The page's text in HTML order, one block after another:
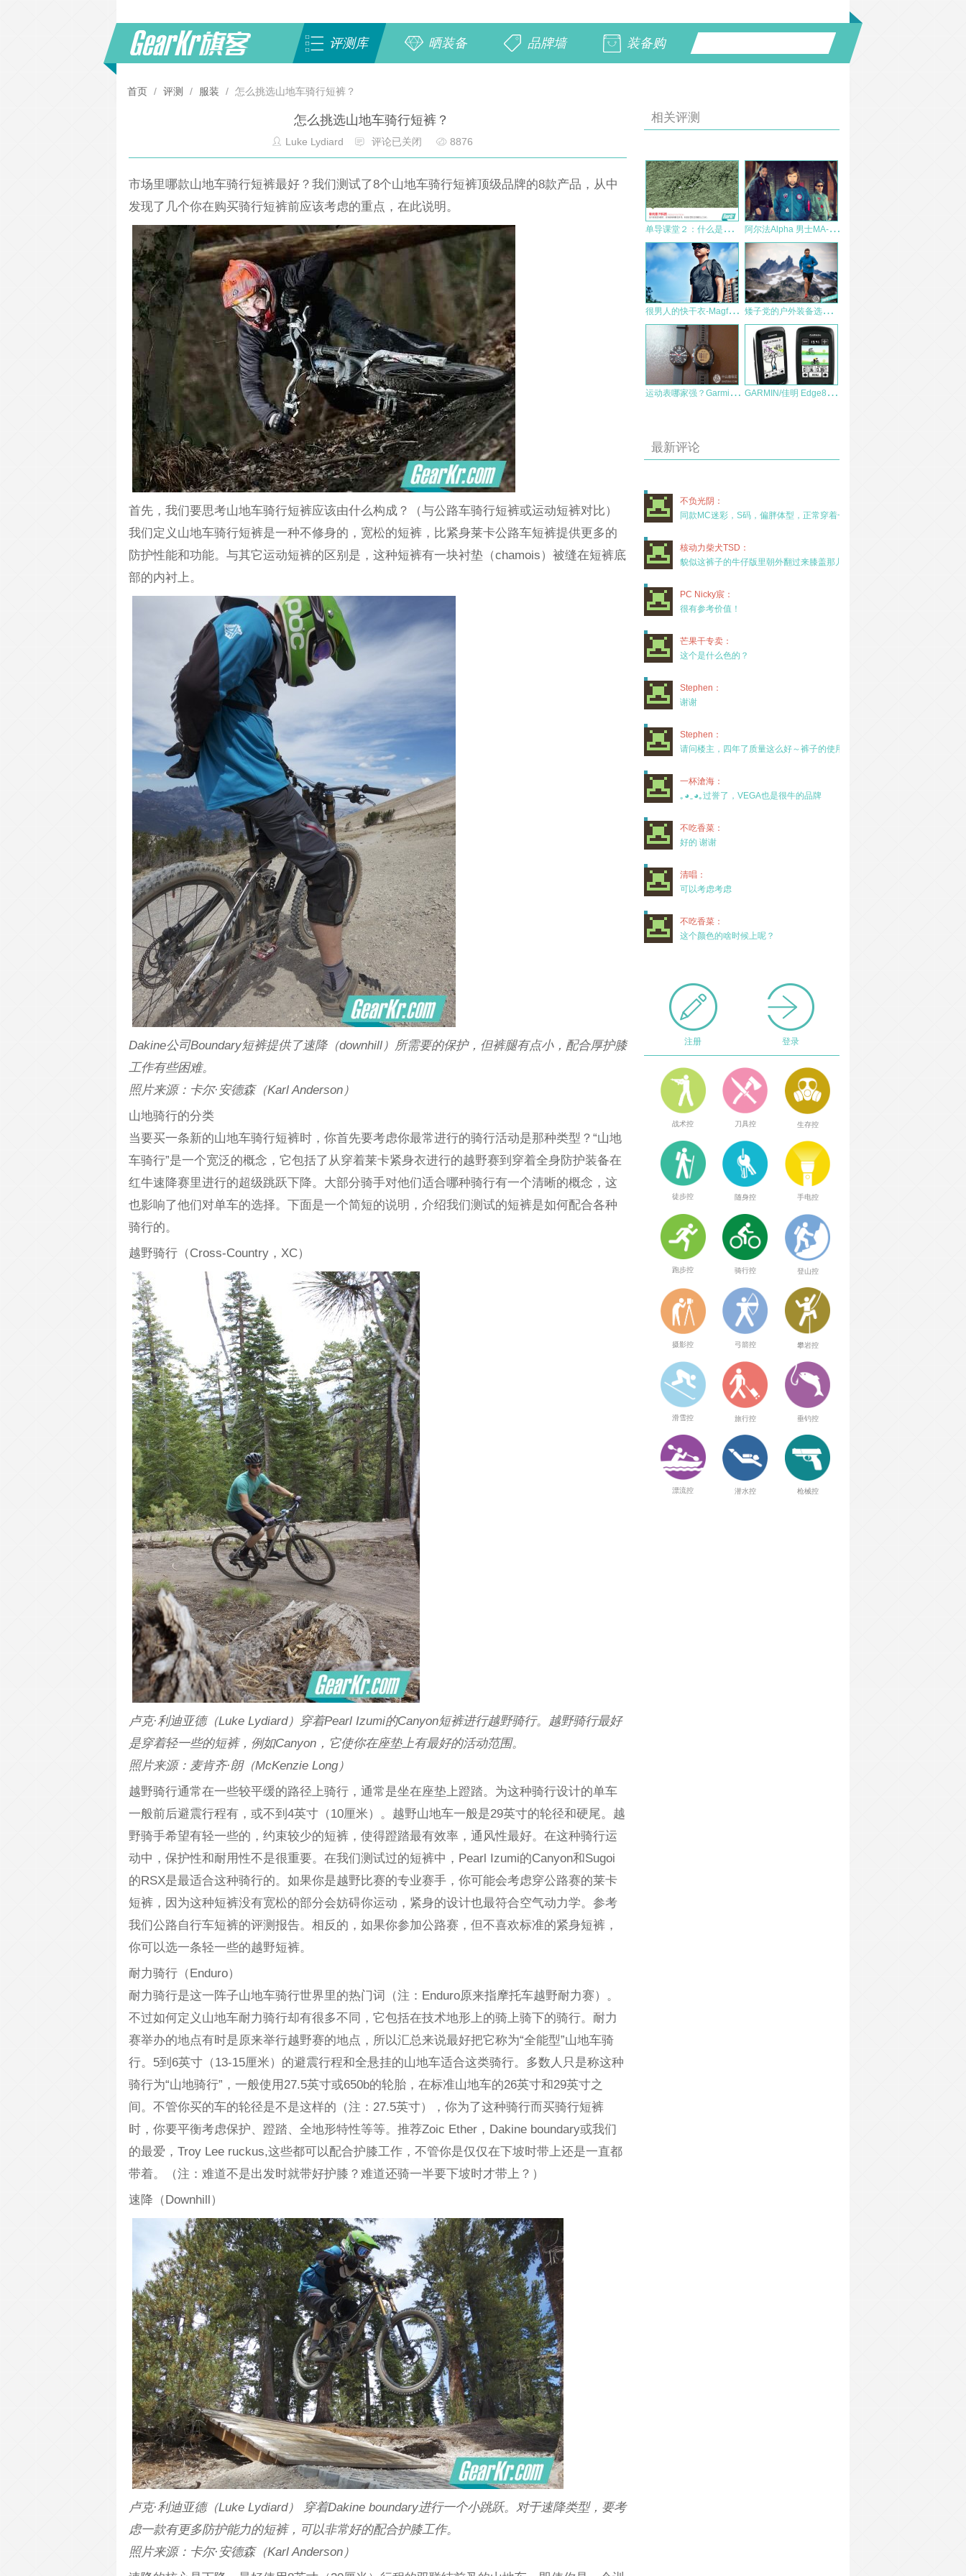
评测库 晒装备 品牌墙 装备购
首页 / 评测 / 服装 / 怎么挑选山地车骑行短裤？
怎么挑选山地车骑行短裤？
Luke Lydiard 评论已关闭 8876
市场里哪款山地车骑行短裤最好？我们测试了8个山地车骑行短裤顶级品牌的8款产品，从中
发现了几个你在购买骑行短裤前应该考虑的重点，在此说明。
首先，我们要思考山地车骑行短裤应该由什么构成？（与公路车骑行短裤或运动短裤对比）
我们定义山地车骑行短裤是一种不修身的，宽松的短裤，比紧身莱卡公路车短裤提供更多的
防护性能和功能。与其它运动短裤的区别是，这种短裤有一块衬垫（chamois）被缝在短裤底
部的内衬上。
Dakine公司Boundary短裤提供了速降（downhill）所需要的保护，但裤腿有点小，配合厚护膝
工作有些困难。
照片来源：卡尔·安德森（Karl Anderson）
山地骑行的分类
当要买一条新的山地车骑行短裤时，你首先要考虑你最常进行的骑行活动是那种类型？“山地
车骑行”是一个宽泛的概念，它包括了从穿着莱卡紧身衣进行的越野赛到穿着全身防护装备在
红牛速降赛里进行的超级跳跃下降。大部分骑手对他们适合哪种骑行有一个清晰的概念，这
也影响了他们对单车的选择。下面是一个简短的说明，介绍我们测试的短裤是如何配合各种
骑行的。
越野骑行（Cross-Country，XC）
卢克·利迪亚德（Luke Lydiard）穿着Pearl Izumi的Canyon短裤进行越野骑行。越野骑行最好
是穿着轻一些的短裤，例如Canyon，它使你在座垫上有最好的活动范围。
照片来源：麦肯齐·朗（McKenzie Long）
越野骑行通常在一些较平缓的路径上骑行，通常是坐在座垫上蹬踏。为这种骑行设计的单车
一般前后避震行程有，或不到4英寸（10厘米）。越野山地车一般是29英寸的轮径和硬尾。越
野骑手希望有轻一些的，约束较少的短裤，使得蹬踏最有效率，通风性最好。在这种骑行运
动中，保护性和耐用性不是很重要。在我们测试过的短裤中，Pearl Izumi的Canyon和Sugoi
的RSX是最适合这种骑行的。如果你是越野比赛的专业赛手，你可能会考虑穿公路赛的莱卡
短裤，因为这种短裤没有宽松的部分会妨碍你运动，紧身的设计也最符合空气动力学。参考
我们公路自行车短裤的评测报告。相反的，如果你参加公路赛，但不喜欢标准的紧身短裤，
你可以选一条轻一些的越野短裤。
耐力骑行（Enduro）
耐力骑行是这一阵子山地车骑行世界里的热门词（注：Enduro原来指摩托车越野耐力赛）。
不过如何定义山地车耐力骑行却有很多不同，它包括在技术地形上的骑上骑下的骑行。耐力
赛举办的地点有时是原来举行越野赛的地点，所以汇总来说最好把它称为“全能型”山地车骑
行。5到6英寸（13-15厘米）的避震行程和全悬挂的山地车适合这类骑行。多数人只是称这种
骑行为“山地骑行”，一般使用27.5英寸或650b的轮胎，在标准山地车的26英寸和29英寸之
间。不管你买的车的轮径是不是这样的（注：27.5英寸），你为了这种骑行而买骑行短裤
时，你要平衡考虑保护、蹬踏、全地形特性等等。推荐Zoic Ether，Dakine boundary或我们
的最爱，Troy Lee ruckus,这些都可以配合护膝工作，不管你是仅仅在下坡时带上还是一直都
带着。（注：难道不是出发时就带好护膝？难道还骑一半要下坡时才带上？）
速降（Downhill）
卢克·利迪亚德（Luke Lydiard） 穿着Dakine boundary进行一个小跳跃。对于速降类型，要考
虑一款有更多防护能力的短裤，可以非常好的配合护膝工作。
照片来源：卡尔·安德森（Karl Anderson）
相关评测
单
导课堂２：什么是化学单导？什么又是物理单导？ 阿
尔法Alpha 男士MA-1飞行夹克/MA1外套/棉服/棉衣 测评报告
很
男人的快干衣-Magforce麦格霍斯SOS T恤 矮
子党的户外装备选购指南 速干跑步篇
运
动表哪家强？Garmin Fenix 与 Moto360 对比小测 G
ARMIN/佳明 Edge800 运动健身GPS 自行车记录器蓝黑版 测评报告
最新评论
不负光阴：
同款MC迷彩，S码，偏胖体型，正常穿着一年半，没
核动力柴犬TSD：
貌似这裤子的牛仔版里朝外翻过来膝盖那儿有放护膝的
PC Nicky宸：
很有参考价值！
芒果干专卖：
这个是什么色的？
Stephen：
谢谢
Stephen：
请问楼主，四年了质量这么好～裤子的使用率高吗？
一杯滄海：
｡◕‿◕｡过誉了，VEGA也是很牛的品牌
不吃香菜：
好的 谢谢
清唱：
可以考虑考虑
不吃香菜：
这个颜色的啥时候上呢？
注册 登录
战术控 刀具控 生存控
徒步控 随身控 手电控
跑步控 骑行控 登山控
摄影控 弓箭控 攀岩控
滑雪控 旅行控 垂钓控
漂流控 潜水控 枪械控